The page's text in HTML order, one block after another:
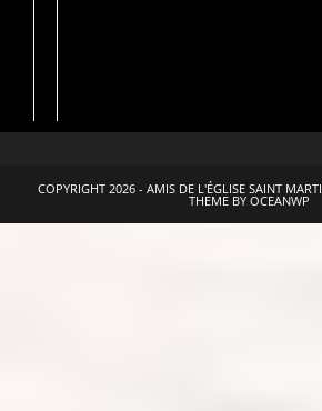
COPYRIGHT 2026 - AMIS DE L'ÉGLISE SAINT
THEME BY OCEANWP